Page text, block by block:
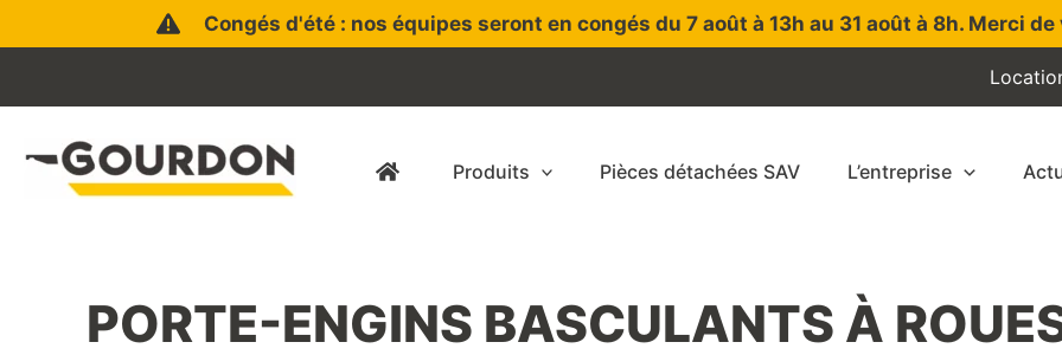
au
Congés d'été : nos équipes seront en congés du 7 août à 13h au 31 août à 8h. Merci
Produits Pièces détachées SAV L’entreprise
PORTE-ENGINS BASCULANTS À